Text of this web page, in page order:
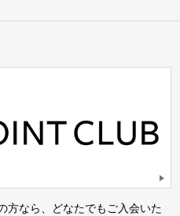
方なら、どなたでもご入会いた